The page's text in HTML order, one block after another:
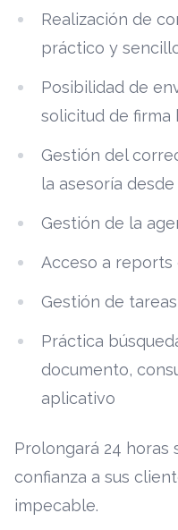
Realización de
práctico y
Posibilidad de
solicitud de firma
Gestión del
la asesoría
Gestión de la
Acceso a reports
Gestión de tareas
Práctica
documento,
aplicativo
Prolongará 24 horas
confianza a sus
impecable.